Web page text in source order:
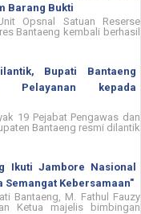
Barang Bukti
Opsnal Satuan Reserse
Bantaeng kembali berhasil
Bupati Bantaeng
Pelayanan kepada
19 Pejabat Pengawas dan
Bantaeng resmi dilantik
Ikuti Jambore Nasional
Semangat Kebersamaan"
Bantaeng, M. Fathul Fauzy
Ketua majelis bimbingan